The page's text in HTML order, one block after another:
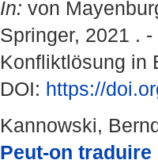
In: von
Springer, 2021 .
Konfliktlösung in
DOI: https://
Kannowski,
Peut-on